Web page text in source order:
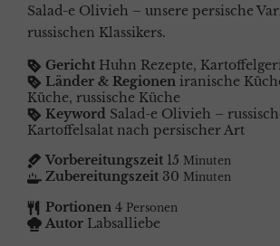
Salad-e Olivieh – unsere persische Variante des alten
russischen Klassikers.
Gericht Huhn Rezepte,
Länder & Regionen iranische
Küche, russische Küche
Keyword Salad-e Olivieh –
Kartoffelsalat nach persischer Art
Vorbereitungszeit 15 Minuten
Zubereitungszeit 30 Minuten
Portionen 4 Personen
Autor Labsalliebe